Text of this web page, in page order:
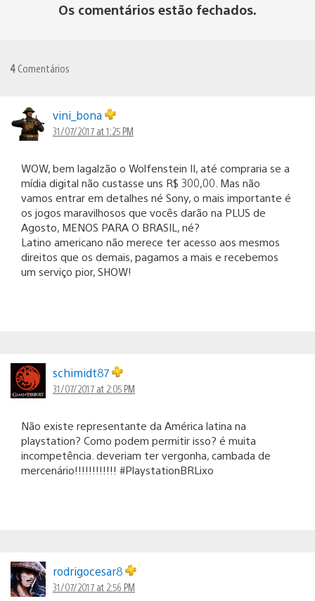
Os comentários estão fechados.
4 Comentários
vini_bona
31/07/2017 at 1:25 PM
WOW, bem lagalzão o Wolfenstein II, até compraria se a
mídia digital não custasse uns R$ 300,00. Mas não
vamos entrar em detalhes né Sony, o mais importante é
os jogos maravilhosos que vocês darão na PLUS de
Agosto, MENOS PARA O BRASIL, né?
Latino americano não merece ter acesso aos mesmos
direitos que os demais, pagamos a mais e recebemos
um serviço pior, SHOW!
schimidt87
31/07/2017 at 2:05 PM
Não existe representante da América latina na
playstation? Como podem permitir isso? é muita
incompetência. deveriam ter vergonha, cambada de
mercenário!!!!!!!!!!!! #PlaystationBRLixo
rodrigocesar8
31/07/2017 at 2:56 PM